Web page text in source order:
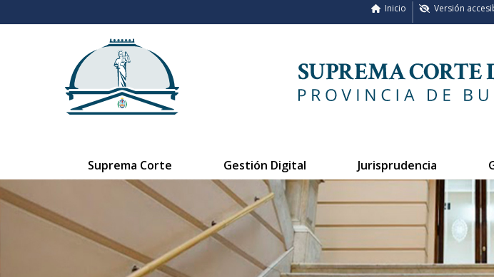
Versión
Inicio
Suprema Corte Gestión Digital Jurisprudencia